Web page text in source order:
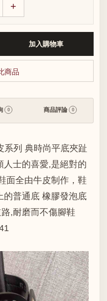
+
商品
0 商品評論 0
系列 典時尚平底夾趾
人士的喜愛,是絕對的
面全由牛皮制作，鞋
的普通底 橡膠發泡底
,耐磨而不傷腳鞋